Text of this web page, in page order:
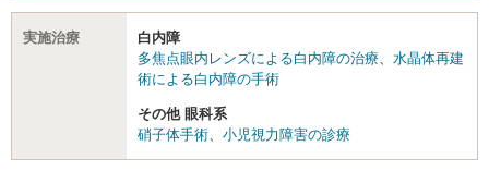
実施治療
白内障
多焦点眼内レンズによる白内障の治療
水晶体再建
術による白内障の手術
その他 眼科系
硝子体手術
小児視力障害の診療